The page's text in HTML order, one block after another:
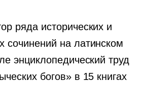
ряда исторических и
сочинений на латинском
энциклопедический труд
богов» в 15 книгах